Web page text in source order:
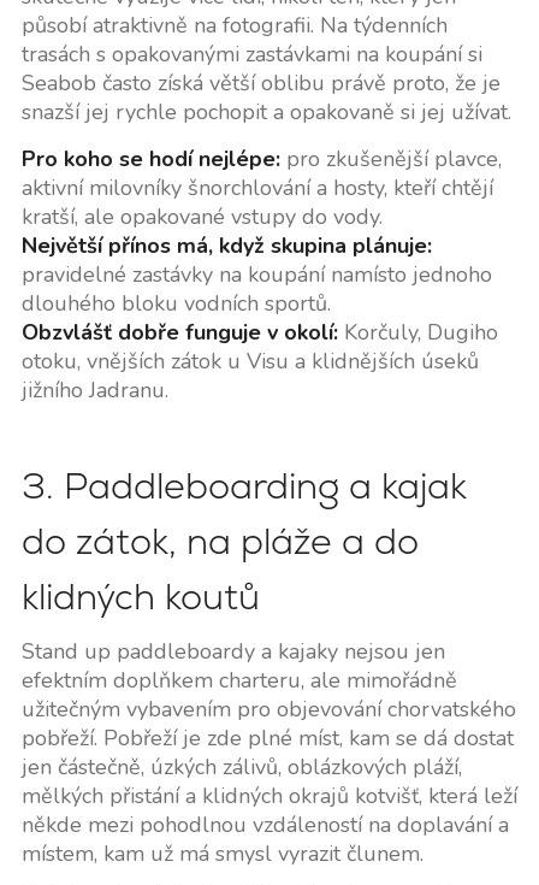
působí atraktivně na fotografii. Na týdenních
trasách s opakovanými zastávkami na koupání si
Seabob často získá větší oblibu právě proto, že je
snazší jej rychle pochopit a opakovaně si jej užívat.
Pro koho se hodí nejlépe:pro zkušenější plavce,
aktivní milovníky šnorchlování a hosty, kteří chtějí
kratší, ale opakované vstupy do vody.
Největší přínos má, když skupina plánuje:
pravidelné zastávky na koupání namísto jednoho
dlouhého bloku vodních sportů.
Obzvlášť dobře funguje v okolí:Korčuly, Dugiho
otoku, vnějších zátok u Visu a klidnějších úseků
jižního Jadranu.
3. Paddleboarding a kajak
do zátok, na pláže a do
klidných koutů
Stand up paddleboardy a kajaky nejsou jen
efektním doplňkem charteru, ale mimořádně
užitečným vybavením pro objevování chorvatského
pobřeží. Pobřeží je zde plné míst, kam se dá dostat
jen částečně, úzkých zálivů, oblázkových pláží,
mělkých přistání a klidných okrajů kotvišť, která leží
někde mezi pohodlnou vzdáleností na doplavání a
místem, kam už má smysl vyrazit člunem.